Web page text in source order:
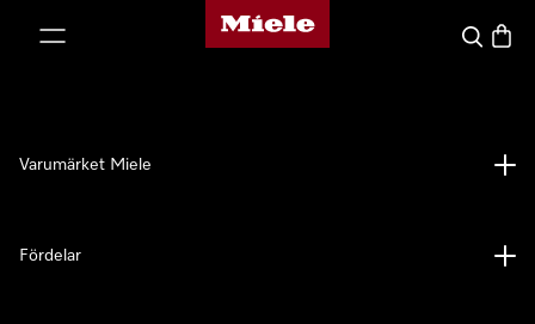
Mieles hemsida
Sök
Varumärket Miele
Fördelar